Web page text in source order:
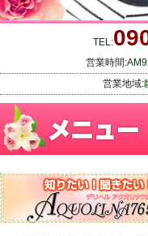
TEL:
営業時間:
営業地域: